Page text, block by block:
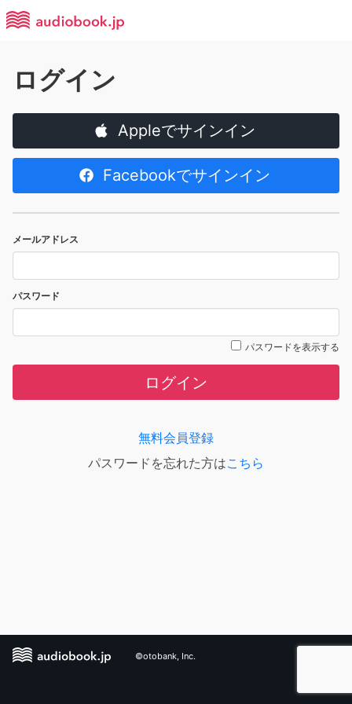
ログイン
Appleでサインイン
Facebookでサインイン
メールアドレス
パスワード
パスワードを表示する
ログイン
無料会員登録
パスワードを忘れた方はこちら
©otobank, Inc.